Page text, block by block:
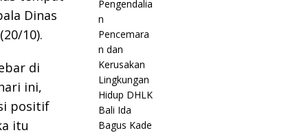
Dinas
10).
di
ini,
positif
itu